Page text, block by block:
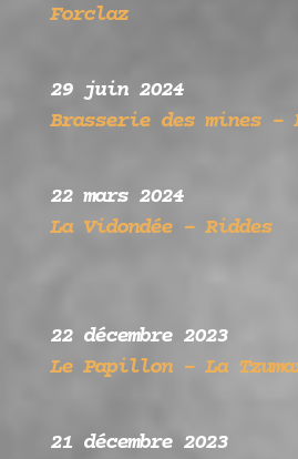
Forclaz
29 juin 2024
Brasserie des mines –
22 mars 2024
La Vidondée – Riddes
22 décembre 2023
Le Papillon – La
21 décembre 2023